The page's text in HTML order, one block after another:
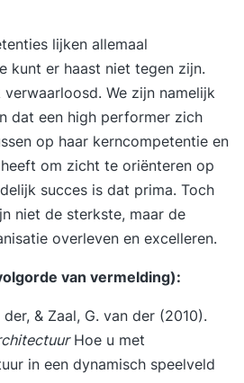
lijken allemaal
kunt er haast niet tegen zijn.
We zijn namelijk
dat een high performer zich
op haar kerncompetentie en
om zicht te oriënteren op
succes is dat prima. Toch
niet de sterkste, maar de
overleven en excelleren.
van vermelding):
& Zaal, G. van der (2010).
Hoe u met
in een dynamisch speelveld